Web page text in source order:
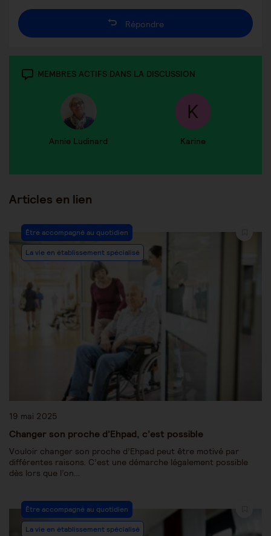
Répondre
MEMBRES ACTIFS DANS LA DISCUSSION
Annie Ludinard Karine
Articles en lien
Être accompagné au quotidien
La vie en établissement spécialisé
19 mai 2025
Changer son proche d’Ehpad, c’est possible
Vouloir changer son proche d’Ehpad peut être motivé par
différentes raisons. C’est une démarche légalement possible
dès lors que l’on…
Être accompagné au quotidien
La vie en établissement spécialisé